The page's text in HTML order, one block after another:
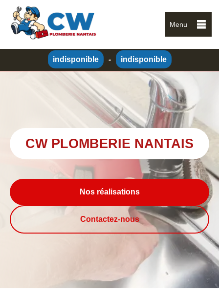
Menu
indisponible - indisponible
CW PLOMBERIE NANTAIS
Nos réalisations
Contactez-nous